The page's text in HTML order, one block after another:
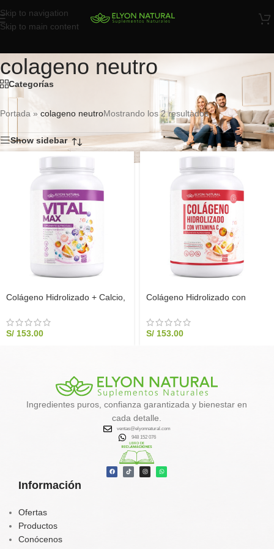
Skip to navigation
Skip to main content
colageno neutro
Categorías
Portada » colageno neutroMostrando los 2 resultados
Show sidebar
Colágeno Hidrolizado + Calcio,
1kg – Huesos, Articulaciones y
Piel | Elyon Natural
S/ 153.00
Colágeno Hidrolizado con
Natural
S/ 153.00
Información
Ofertas
Productos
Conócenos
Ingredientes puros, confianza garantizada y bienestar en
cada detalle.
ventas@elyonnatural.com
948 152 076